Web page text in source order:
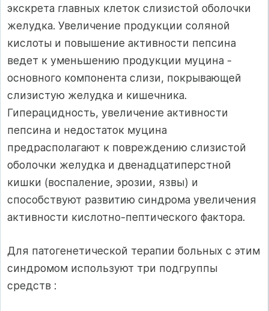
экскрета главных клеток слизистой оболочки
желудка. Увеличение продукции соляной
кислоты и повышение активности пепсина
ведет к уменьшению продукции муцина -
основного компонента слизи, покрывающей
слизистую желудка и кишечника.
Гиперацидность, увеличение активности
пепсина и недостаток муцина
предрасполагают к повреждению слизистой
оболочки желудка и двенадцатиперстной
кишки (воспаление, эрозии, язвы) и
способствуют развитию синдрома увеличения
активности кислотно-пептического фактора.
Для патогенетической терапии больных с этим
синдромом используют три подгруппы
средств :